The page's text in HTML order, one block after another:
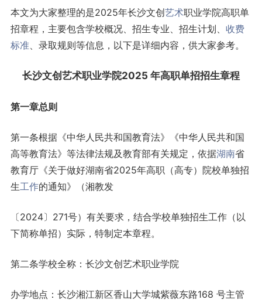
本文为大家整理的是2025年长沙文创艺术职业学院高职单
招章程，主要包含学校概况、招生专业、招生计划、 收费
标准、录取规则等信息，以下是详细内容，供大家参考。
长沙文创艺术职业学院2025 年高职单招招生章程
第一章总则
第一条根据《中华人民共和国教育法》《中华人民共和国
高等教育法》等法律法规及教育部有关规定，依据湖南省
教育厅《关于做好湖南省2025年高职（高专）院校单独招
生工作的通知》（湘教发
〔2024〕271号）有关要求，结合学校单独招生工作（以
下简称单招）实际，特制定本章程。
第二条学校全称：长沙文创艺术职业学院
办学地点：长沙湘江新区香山大学城紫薇东路168 号主管